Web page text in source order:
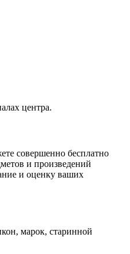
центра.
совершенно бесплатно
и произведений
и оценку ваших
марок, старинной